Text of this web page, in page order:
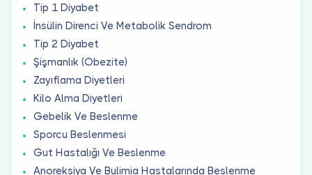
Tip 1 Diyabet
İnsülin Direnci Ve Metabolik Sendrom
Tip 2 Diyabet
Şişmanlık (Obezite)
Zayıflama Diyetleri
Kilo Alma Diyetleri
Gebelik Ve Beslenme
Sporcu Beslenmesi
Gut Hastalığı Ve Beslenme
Anoreksiya Ve Bulimia Hastalarında Beslenme